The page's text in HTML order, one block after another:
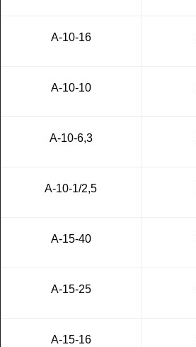
А-10-16
А-10-10
А-10-6,3
А-10-1/2,5
А-15-40
А-15-25
А-15-16